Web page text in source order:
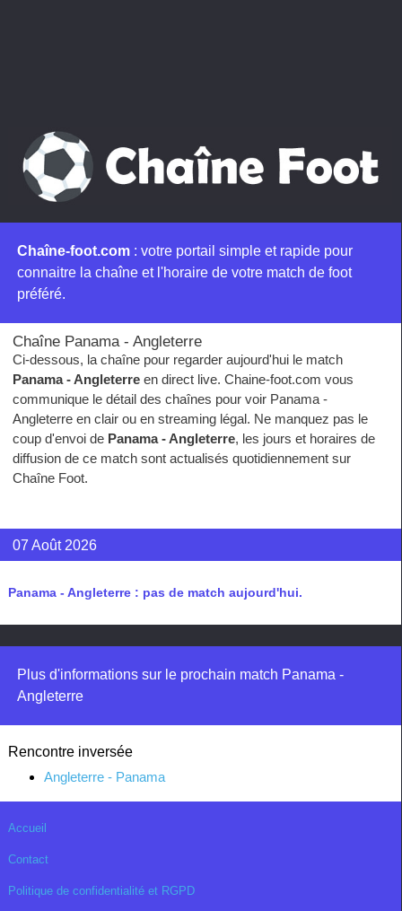
Chaîne-foot.com : votre portail simple et rapide pour
connaitre la chaîne et l'horaire de votre match de foot
préféré.
Chaîne Panama - Angleterre
Ci-dessous, la chaîne pour regarder aujourd'hui le match
Panama - Angleterre en direct live. Chaine-foot.com vous
communique le détail des chaînes pour voir Panama -
Angleterre en clair ou en streaming légal. Ne manquez pas le
coup d'envoi de Panama - Angleterre, les jours et horaires de
diffusion de ce match sont actualisés quotidiennement sur
Chaîne Foot.
07 Août 2026
Panama - Angleterre : pas de match aujourd'hui.
Plus d'informations sur le prochain match Panama -
Angleterre
Rencontre inversée
Angleterre - Panama
Accueil
Contact
Politique de confidentialité et RGPD